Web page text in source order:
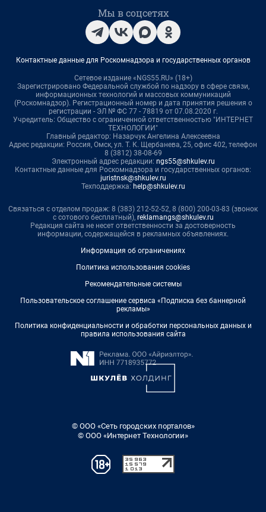
Мы в соцсетях
Контактные данные для Роскомнадзора и государственных органов
Сетевое издание «NGS55.RU» (18+)
Зарегистрировано Федеральной службой по надзору в сфере связи,
информационных технологий и массовых коммуникаций
(Роскомнадзор). Регистрационный номер и дата принятия решения о
регистрации - ЭЛ № ФС 77 - 78819 от 07.08.2020 г.
Учредитель: Общество с ограниченной ответственностью "ИНТЕРНЕТ
ТЕХНОЛОГИИ"
Главный редактор: Назарчук Ангелина Алексеевна
Адрес редакции: Россия, Омск, ул. Т. К. Щербанева, 25, офис 402, телефон
8 (3812) 38-08-69
Электронный адрес редакции: ngs55@shkulev.ru
Контактные данные для Роскомнадзора и государственных органов:
juristnsk@shkulev.ru
Техподдержка: help@shkulev.ru
Связаться с отделом продаж: 8 (383) 212-52-52, 8 (800) 200-03-83 (звонок
с сотового бесплатный), reklamangs@shkulev.ru
Редакция сайта не несет ответственности за достоверность
информации, содержащейся в рекламных объявлениях.
Информация об ограничениях
Политика использования cookies
Рекомендательные системы
Пользовательское соглашение сервиса «Подписка без баннерной
рекламы»
Политика конфиденциальности и обработки персональных данных и
правила использования сайта
© ООО «Сеть городских порталов»
© ООО «Интернет Технологии»